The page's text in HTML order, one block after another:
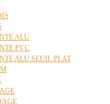
ALU
PVC
ALU SEUIL PLAT